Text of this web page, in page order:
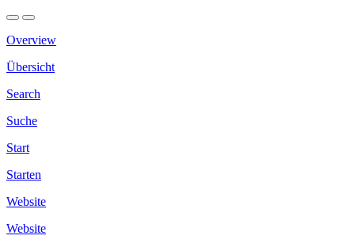
Overview
Übersicht
Search
Suche
Start
Starten
Website
Website